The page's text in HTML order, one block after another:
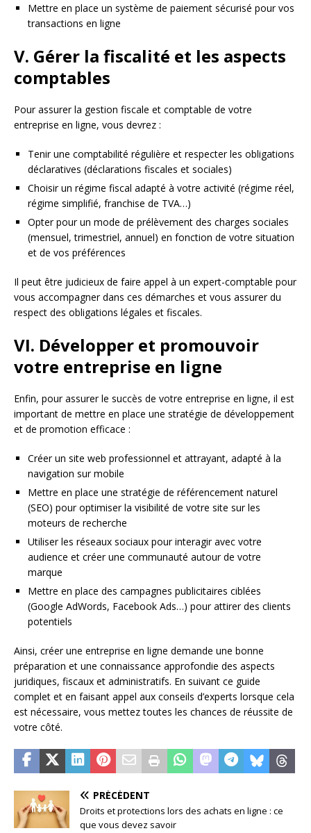
Mettre en place un système de paiement sécurisé pour vos
transactions en ligne
V. Gérer la fiscalité et les aspects
comptables
Pour assurer la gestion fiscale et comptable de votre
entreprise en ligne, vous devrez :
Tenir une comptabilité régulière et respecter les obligations
déclaratives (déclarations fiscales et sociales)
Choisir un régime fiscal adapté à votre activité (régime réel,
régime simplifié, franchise de TVA…)
Opter pour un mode de prélèvement des charges sociales
(mensuel, trimestriel, annuel) en fonction de votre situation
et de vos préférences
Il peut être judicieux de faire appel à un expert-comptable pour
vous accompagner dans ces démarches et vous assurer du
respect des obligations légales et fiscales.
VI. Développer et promouvoir
votre entreprise en ligne
Enfin, pour assurer le succès de votre entreprise en ligne, il est
important de mettre en place une stratégie de développement
et de promotion efficace :
Créer un site web professionnel et attrayant, adapté à la
navigation sur mobile
Mettre en place une stratégie de référencement naturel
(SEO) pour optimiser la visibilité de votre site sur les
moteurs de recherche
Utiliser les réseaux sociaux pour interagir avec votre
audience et créer une communauté autour de votre
marque
Mettre en place des campagnes publicitaires ciblées
(Google AdWords, Facebook Ads…) pour attirer des clients
potentiels
Ainsi, créer une entreprise en ligne demande une bonne
préparation et une connaissance approfondie des aspects
juridiques, fiscaux et administratifs. En suivant ce guide
complet et en faisant appel aux conseils d’experts lorsque cela
est nécessaire, vous mettez toutes les chances de réussite de
votre côté.
PRÉCÉDENT
Droits et protections lors des achats en ligne : ce
que vous devez savoir